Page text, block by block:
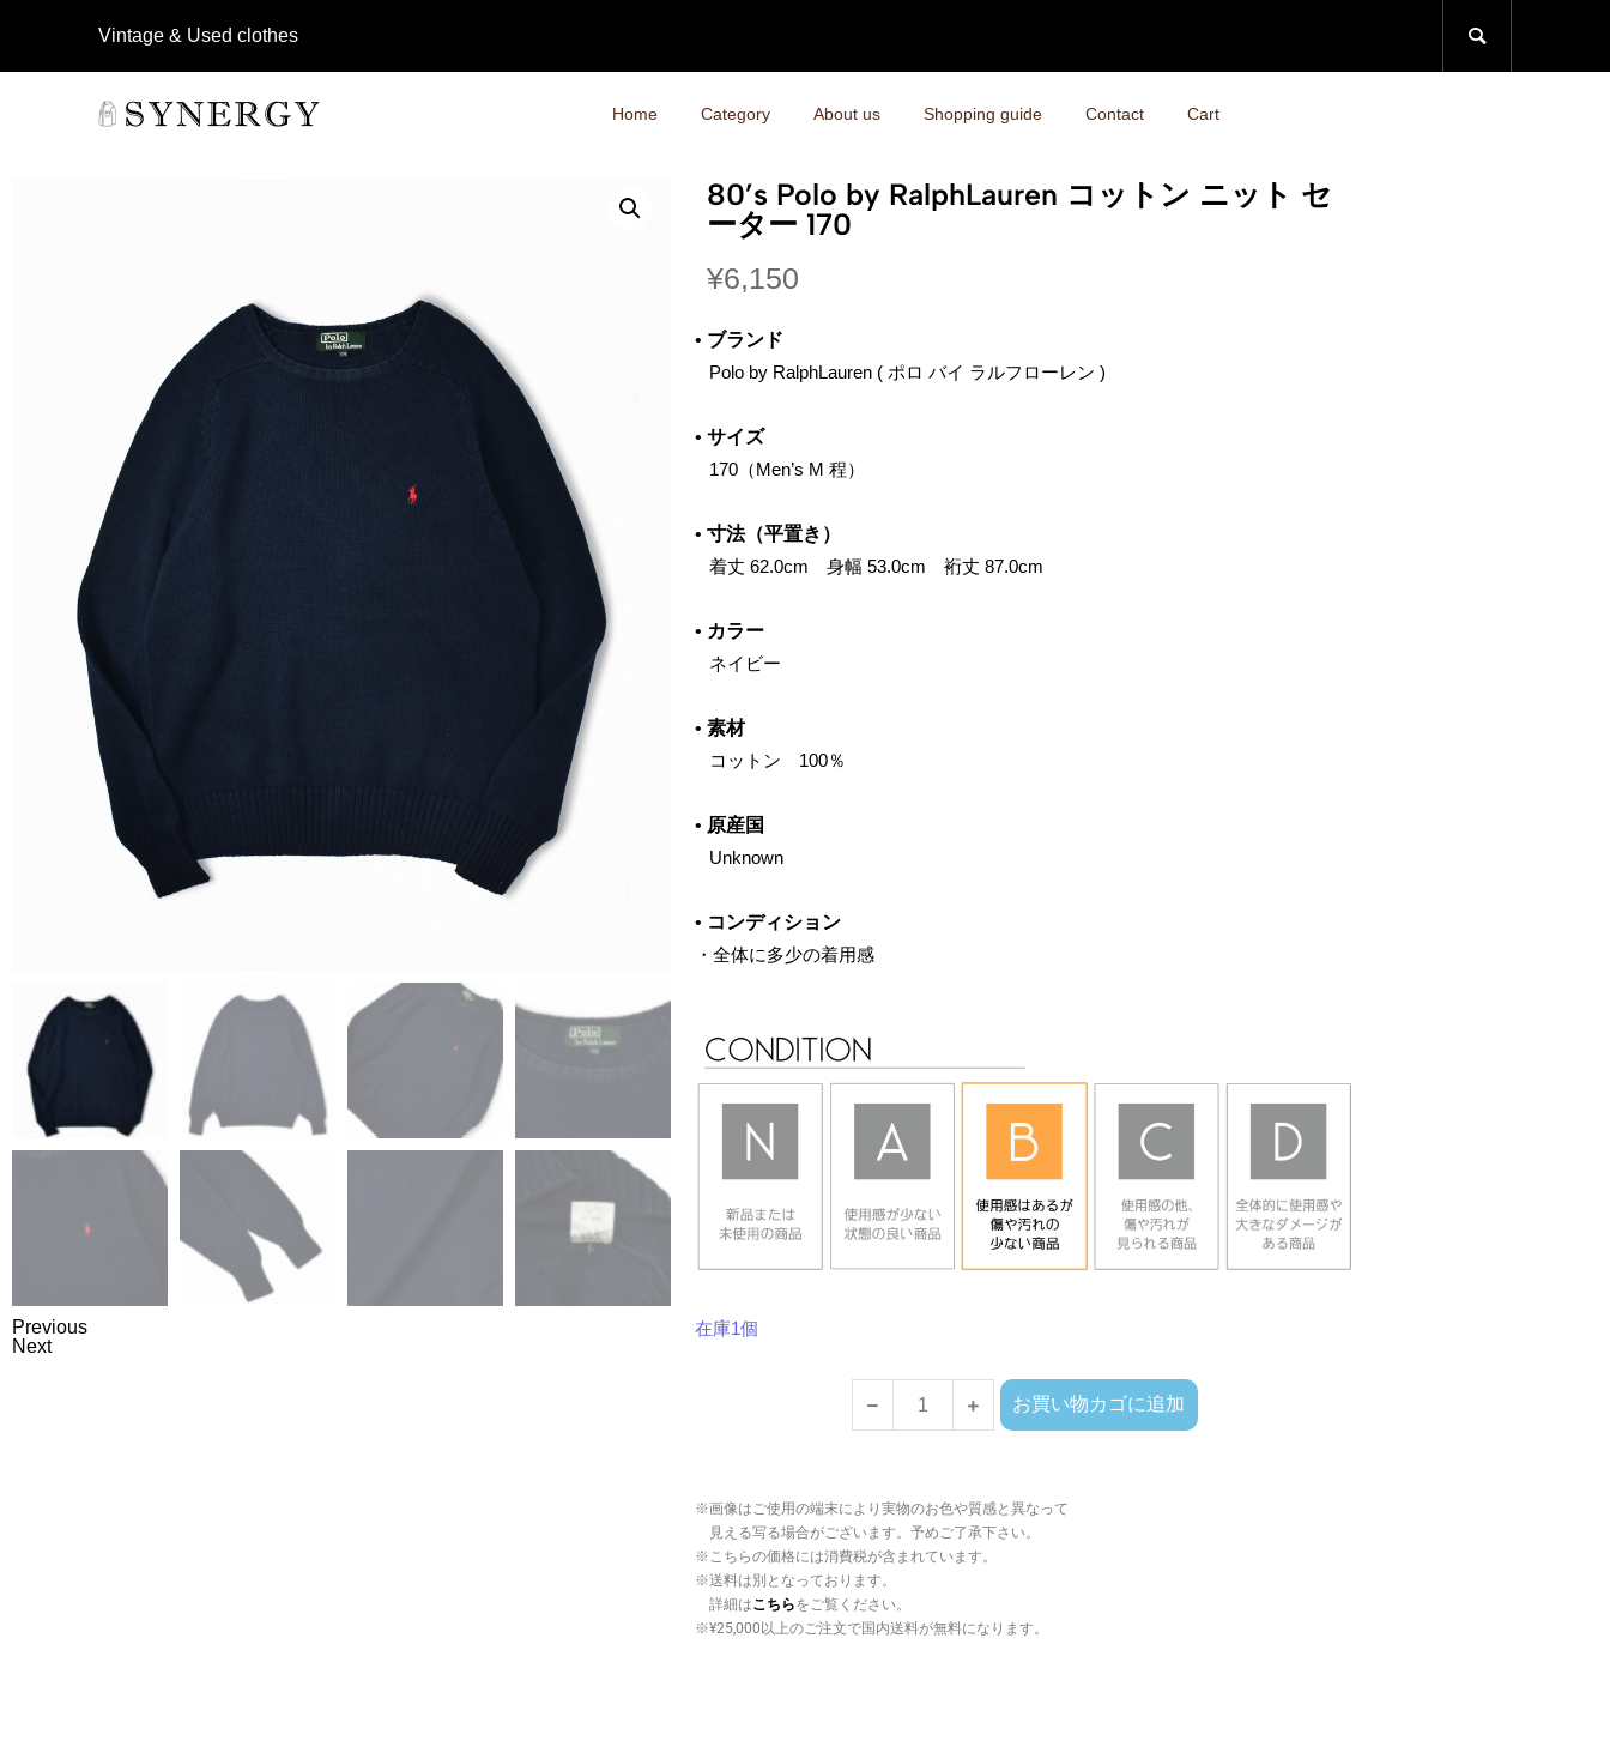
Vintage & Used clothes 
Home Category About us Shopping guide Contact Cart
Previous
Next
80’s Polo by RalphLauren コットン ニット セ
ーター 170
¥6,150
• ブランド
‌ Polo by RalphLauren ( ポロ バイ ラルフローレン )
• サイズ
‌ 170（Men’s M 程）
• 寸法（平置き）
‌ 着丈 62.0cm 身幅 53.0cm 裄丈 87.0cm
• カラー
‌ ネイビー
• 素材
‌ コットン 100％
• 原産国
‌ Unknown
• コンディション
・全体に多少の着用感
在庫1個
お買い物カゴに追加
※画像はご使用の端末により実物のお色や質感と異なって
見える写る場合がございます。予めご了承下さい。
※こちらの価格には消費税が含まれています。
※送料は別となっております。
詳細はこちらをご覧ください。
※¥25,000以上のご注文で国内送料が無料になります。